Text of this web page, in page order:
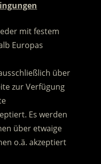
mit festem
Europas
über
zur Verfügung
Es werden
über etwaige
o.ä. akzeptiert